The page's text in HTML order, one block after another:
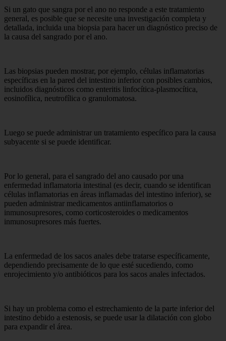
Si un gato que sangra por el ano no responde a este tratamiento
general, es posible que se necesite una investigación completa y
detallada, incluida una biopsia para hacer un diagnóstico preciso de
la causa del sangrado por el ano.
Las biopsias pueden mostrar, por ejemplo, células inflamatorias
específicas en la pared del intestino inferior con posibles cambios,
incluidos diagnósticos como enteritis linfocítica-plasmocítica,
eosinofílica, neutrofílica o granulomatosa.
Luego se puede administrar un tratamiento específico para la causa
subyacente si se puede identificar.
Por lo general, para el sangrado del ano causado por una
enfermedad inflamatoria intestinal (es decir, cuando se identifican
células inflamatorias en áreas inflamadas del intestino inferior), se
pueden administrar medicamentos antiinflamatorios o
inmunosupresores, como corticosteroides o medicamentos
inmunosupresores más fuertes.
La enfermedad de los sacos anales debe tratarse específicamente,
dependiendo precisamente de lo que esté sucediendo, como
enrojecimiento y/o antibióticos para los sacos anales infectados.
Si hay un problema como el estrechamiento de la parte inferior del
intestino debido a estenosis, se puede usar la dilatación con globo
para expandir el área.